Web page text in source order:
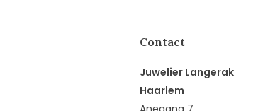
Contact
Juwelier Langerak
Haarlem